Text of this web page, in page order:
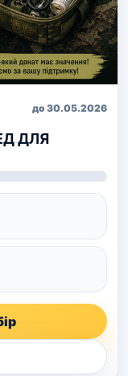
до 30.05.2026
ДЛЯ